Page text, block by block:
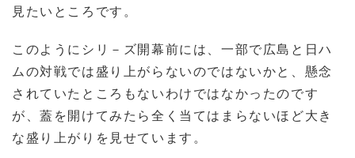
見たいところです。
このようにシリ－ズ開幕前には、一部で広島と日ハ
ムの対戦では盛り上がらないのではないかと、懸念
されていたところもないわけではなかったのです
が、蓋を開けてみたら全く当てはまらないほど大き
な盛り上がりを見せています。